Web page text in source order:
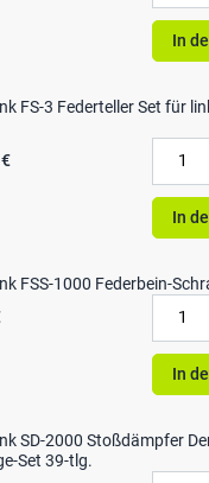
In
FS-3 Federteller Set für
In
FSS-1000 Federbein-
In
SD-2000 Stoßdämpfer
Set 39-tlg.